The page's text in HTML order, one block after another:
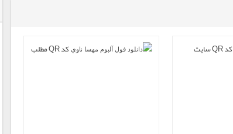
کد QR مطلب کد QR سایت